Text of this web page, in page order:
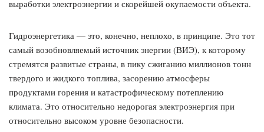
выработки электроэнергии и скорейшей окупаемости объекта.
Гидроэнергетика — это, конечно, неплохо, в принципе. Это тот
самый возобновляемый источник энергии (ВИЭ), к которому
стремятся развитые страны, в пику сжиганию миллионов тонн
твердого и жидкого топлива, засорению атмосферы
продуктами горения и катастрофическому потеплению
климата. Это относительно недорогая электроэнергия при
относительно высоком уровне безопасности.